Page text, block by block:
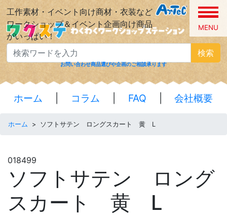
工作素材・イベント向け商材・衣装など
ワークショップ＆イベント企画向け商品
がいっぱい！
MENU
検索
お問い合わせ商品選びや企画のご相談承ります
ホーム コラム FAQ 会社概要
ホーム > ソフトサテン ロングスカート 黄 L
018499
ソフトサテン ロング
スカート 黄 L